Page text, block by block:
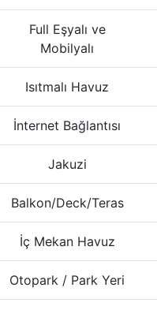
Full Eşyalı ve
Mobilyalı
Isıtmalı Havuz
İnternet Bağlantısı
Jakuzi
Balkon/Deck/Teras
İç Mekan Havuz
Otopark / Park Yeri